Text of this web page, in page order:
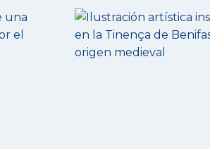
MAR
ESCONDE
DULCE